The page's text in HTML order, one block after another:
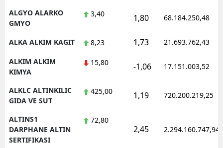
ALGYO ALARKO
GMYO
3,40 1,80 68.184.250,48
ALKA ALKIM KAGIT 8,23 1,73 21.693.762,43
ALKIM ALKIM
KIMYA
15,80 -1,06 17.151.003,52
ALKLC ALTINKILIC
GIDA VE SUT
425,00 1,19 720.200.219,25
ALTINS1
DARPHANE ALTIN
SERTIFIKASI
72,80
2,45 2.294.160.747,94